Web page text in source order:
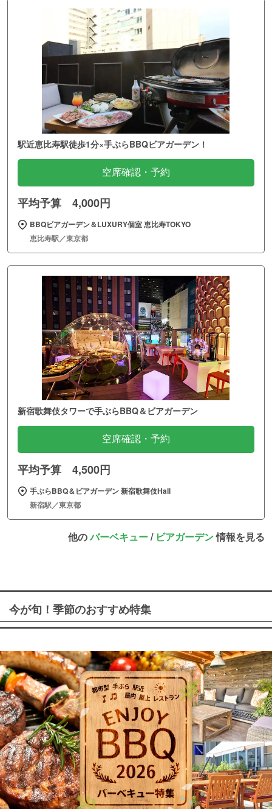
駅近恵比寿駅徒歩1分×手ぶらBBQビアガーデン！
空席確認・予約
平均予算 4,000円
BBQビアガーデン＆LUXURY個室 恵比寿TOKYO
恵比寿駅／東京都
新宿歌舞伎タワーで手ぶらBBQ＆ビアガーデン
空席確認・予約
平均予算 4,500円
手ぶらBBQ＆ビアガーデン 新宿歌舞伎Hall
新宿駅／東京都
他のバーベキュー/ ビアガーデン情報を見る
今が旬！季節のおすすめ特集